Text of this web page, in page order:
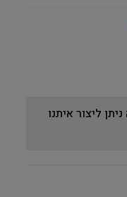
ליצור איתנו